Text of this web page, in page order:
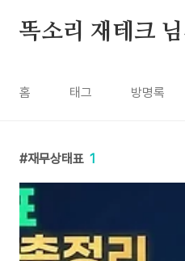
똑소리 재테크
홈 태그 방명록
재무상태표 1